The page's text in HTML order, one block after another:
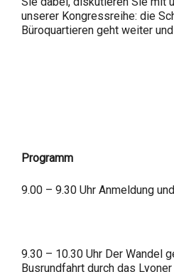
unserer Kongressreihe: die
Büroquartieren geht weiter
Programm
9.00 – 9.30 Uhr Anmeldung
9.30 – 10.30 Uhr Der Wandel
Busrundfahrt durch das